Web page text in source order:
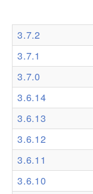
Ressources
Addons
Theme Packs
Translation Packs
Support
Forum
Support Pro
3.7.2
3.7.1
3.7.0
3.6.14
3.6.13
3.6.12
3.6.11
3.6.10